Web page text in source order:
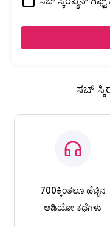
ಸಬ್
700ಕ್ಕಿಂತಲೂ ಹೆಚ್ಚಿನ
ಆಡಿಯೋ ಕಥೆಗಳು